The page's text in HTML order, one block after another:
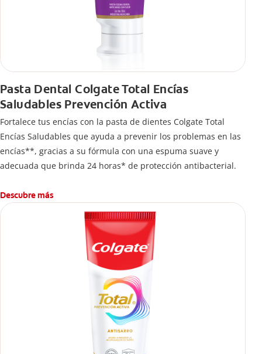
Pasta Dental Colgate Total Encías
Saludables Prevención Activa
Fortalece tus encías con la pasta de dientes Colgate Total
Encías Saludables que ayuda a prevenir los problemas en las
encías**, gracias a su fórmula con una espuma suave y
adecuada que brinda 24 horas* de protección antibacterial.
Descubre más